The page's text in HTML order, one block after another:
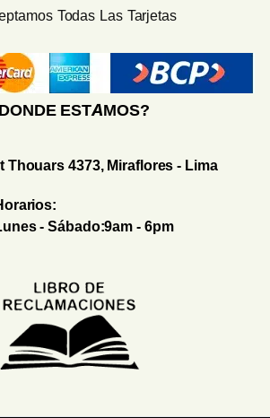
Todas Las Tarjetas
ESTAMOS?
Thouars 4373, Miraflores - Lima
- Sábado:9am - 6pm